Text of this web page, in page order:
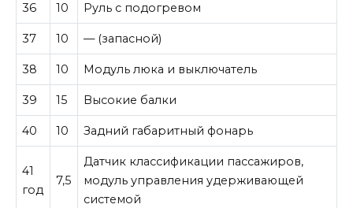
36 10 Руль с подогревом
37 10 — (запасной)
38 10 Модуль люка и выключатель
39 15 Высокие балки
40 10 Задний габаритный фонарь
41
год
7,5
Датчик классификации пассажиров,
модуль управления удерживающей
системой